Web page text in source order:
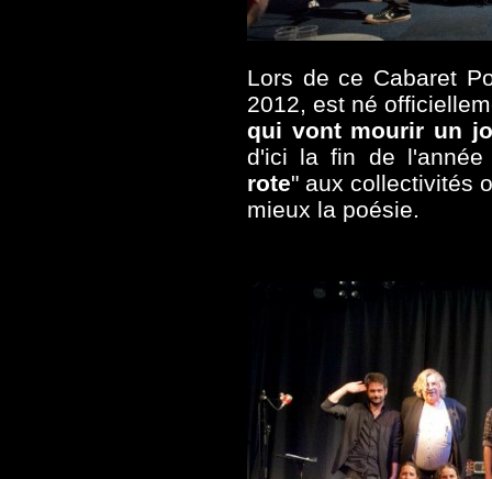
Lors de ce Cabaret
2012, est né
qui vont mourir un
d'ici la fin de
rote" aux collectivités
mieux la poésie.